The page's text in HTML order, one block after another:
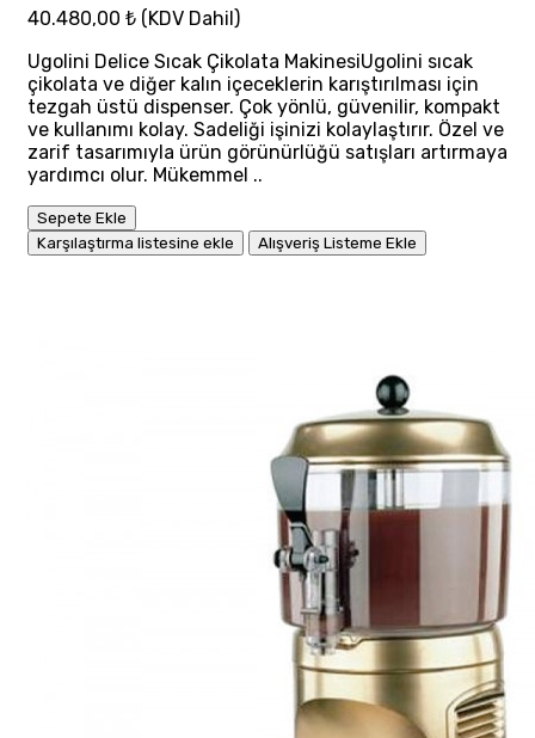
40.480,00 ₺ (KDV Dahil)
Ugolini Delice Sıcak Çikolata MakinesiUgolini sıcak
çikolata ve diğer kalın içeceklerin karıştırılması için
tezgah üstü dispenser. Çok yönlü, güvenilir, kompakt
ve kullanımı kolay. Sadeliği işinizi kolaylaştırır. Özel ve
zarif tasarımıyla ürün görünürlüğü satışları artırmaya
yardımcı olur. Mükemmel ..
Sepete Ekle
Karşılaştırma listesine ekle
Alışveriş Listeme Ekle